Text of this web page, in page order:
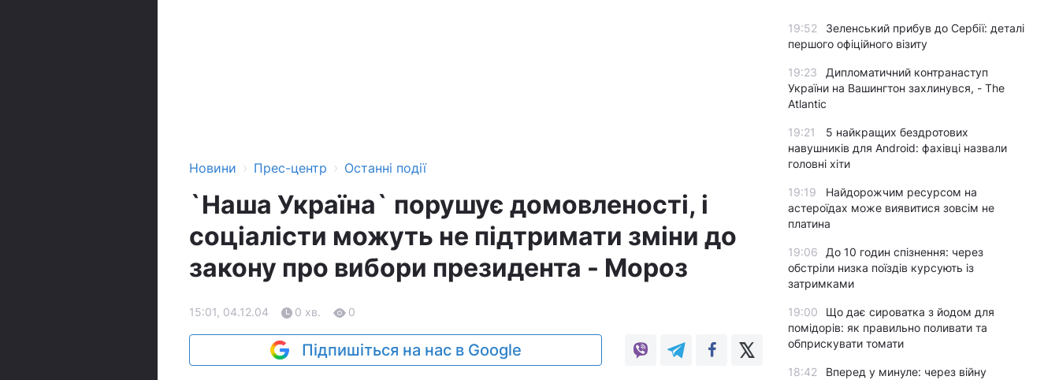
Новини › Прес-центр › Останні події
`Наша Україна` порушує домовленості, і
соціалісти можуть не підтримати зміни до
закону про вибори президента - Мороз
15:01, 04.12.04 0 хв. 0
Підпишіться на нас в Google
19:52
Зеленський прибув до Сербії: деталі
першого офіційного візиту
19:23
Дипломатичний контранаступ
України на Вашингтон захлинувся, - The
Atlantic
19:21
5 найкращих бездротових
навушників для Android: фахівці назвали
головні хіти
19:19
Найдорожчим ресурсом на
астероїдах може виявитися зовсім не
платина
19:06
До 10 годин спізнення: через
обстріли низка поїздів курсують із
затримками
19:00
Що дає сироватка з йодом для
помідорів: як правильно поливати та
обприскувати томати
18:42
Вперед у минуле: через війну